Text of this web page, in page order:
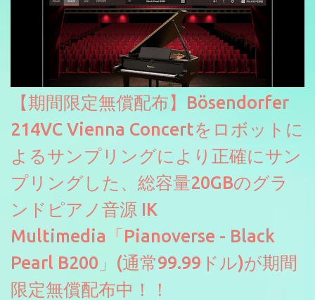
【期間限定無償配布】Bösendorfer
214VC Vienna Concertをロボットに
よるサンプリングにより正確にサン
プリングした、総容量20GBのグラ
ンドピアノ音源 IK
Multimedia「Pianoverse - Black
Pearl B200」(通常99.99ドル)が期間
限定無償配布中！！